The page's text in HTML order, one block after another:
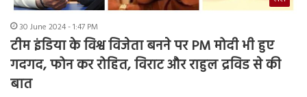
30 June 2024 - 1:47 PM
टीम इंडिया के विश्व विजेता बनने पर PM मोदी भी हुए
गदगद, फोन कर रोहित, विराट और राहुल द्रविड से की
बात